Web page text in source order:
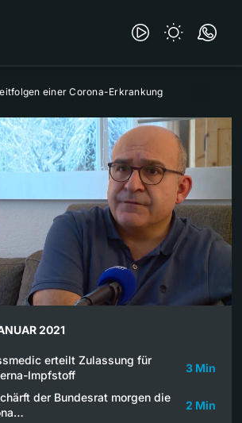
einer Corona-Erkrankung
2021
erteilt Zulassung für
Impfstoff
3 Min
der Bundesrat morgen die
2 Min